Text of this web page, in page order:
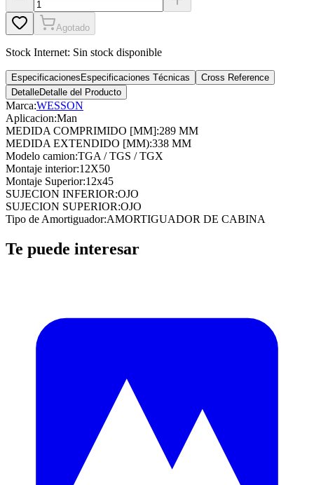
Agotado
Stock Internet: Sin stock disponible
Especificaciones Especificaciones Técnicas
Cross Reference
DetalleDetalle del Producto
Marca:WESSON
Aplicacion:Man
MEDIDA COMPRIMIDO [MM]:289 MM
MEDIDA EXTENDIDO [MM):338 MM
Modelo camion:TGA / TGS / TGX
Montaje interior:12X50
Montaje Superior:12x45
SUJECION INFERIOR:OJO
SUJECION SUPERIOR:OJO
Tipo de Amortiguador:AMORTIGUADOR DE CABINA
Te puede interesar